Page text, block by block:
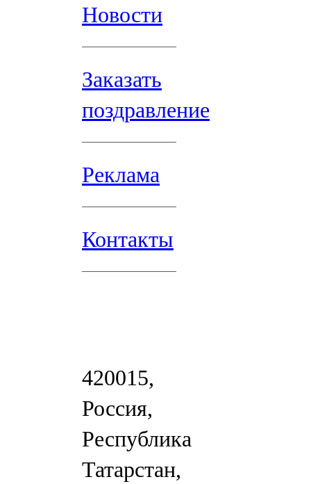
Новости
Заказать
поздравление
Реклама
Контакты
420015,
Россия,
Республика
Татарстан,